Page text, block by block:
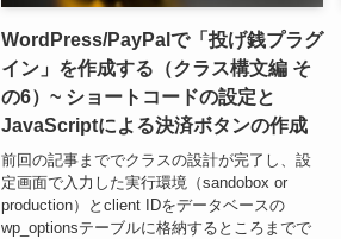
WordPress/PayPalで「投げ銭プラグ
イン」を作成する（クラス構文編 そ
の6）~ ショートコードの設定と
JavaScriptによる決済ボタンの作成
前回の記事まででクラスの設計が完了し、設
定画面で入力した実行環境（sandobox or
production）とclient IDをデータベースの
wp_optionsテーブルに格納するところまでで